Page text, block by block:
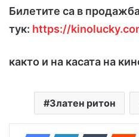
Билетите са в
тук: https://
както и на касата на
Златен ритон